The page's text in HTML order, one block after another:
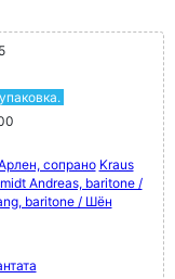
сопрано Kraus
Andreas, baritone /
baritone / Шён